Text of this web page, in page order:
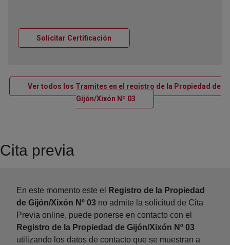
Solicitar Certificación
Ver todos los Tramites en el registro de la Propiedad de
Gijón/Xixón Nº 03 Ventana nueva
Cita previa
En este momento este el
Registro de la Propiedad
de Gijón/Xixón Nº 03 no admite la solicitud de Cita
Previa online, puede ponerse en contacto con el
Registro de la Propiedad de Gijón/Xixón Nº 03
utilizando los datos de contacto que se muestran a